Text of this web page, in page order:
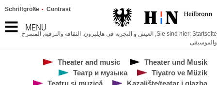
MENU
Schriftgröße Contrast
Sie sind hier: Startseite
, العيش و التجربة في هايلبرون, الثقافة والترفيه, المسرح
والموسيقى
Theater und Musik
Theater and music
Tiyatro ve Müzik
Театр и музыка
Kazalište/teatar i glazba
Teatru și muzică